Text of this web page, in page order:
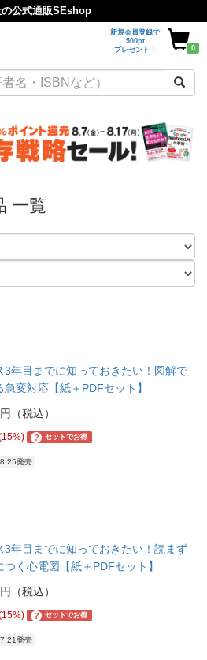
公式通販SEshop
新規会員登録で
500pt
プレゼント！
0
一覧
3年目までに知っておきたい！図解で
急変対応【紙＋PDFセット】
（税込）
? セットでお得
発売
3年目までに知っておきたい！読まず
つく心電図【紙＋PDFセット】
（税込）
? セットでお得
発売